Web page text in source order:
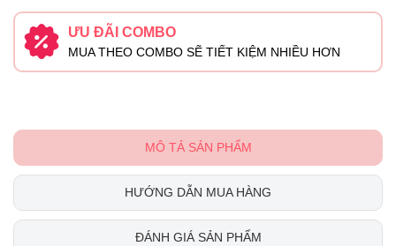
ƯU ĐÃI COMBO
MUA THEO COMBO SẼ TIẾT KIỆM NHIỀU HƠN
MÔ TẢ SẢN PHẨM
HƯỚNG DẪN MUA HÀNG
ĐÁNH GIÁ SẢN PHẨM